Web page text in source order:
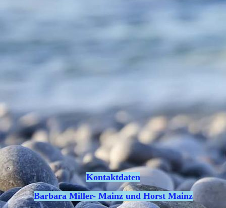
Kontaktdaten
Barbara Miller- Mainz und Horst Mainz